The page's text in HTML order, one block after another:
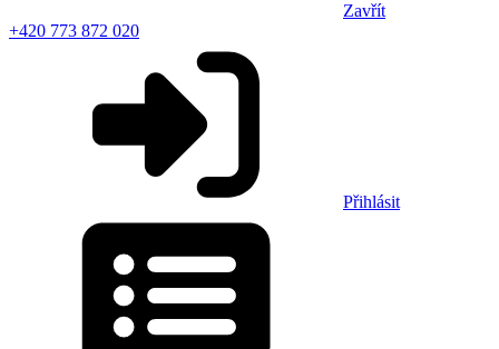
Zavřít
+420 773 872 020
Přihlásit